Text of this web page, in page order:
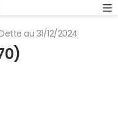
Dette au 31/12/2024